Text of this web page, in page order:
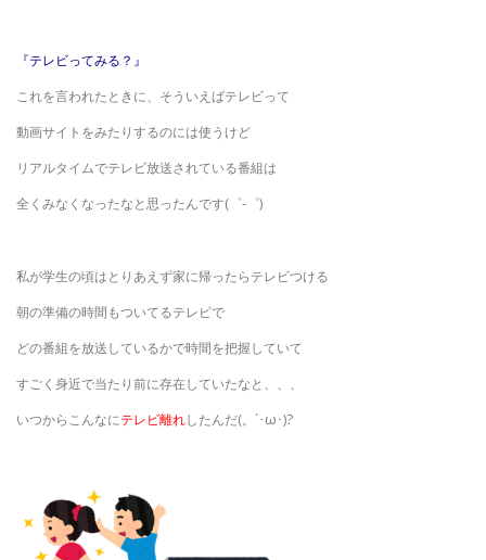
『テレビってみる？』
これを言われたときに、そういえばテレビって
動画サイトをみたりするのには使うけど
リアルタイムでテレビ放送されている番組は
全くみなくなったなと思ったんです(゜-゜)
私が学生の頃はとりあえず家に帰ったらテレビつける
朝の準備の時間もついてるテレビで
どの番組を放送しているかで時間を把握していて
すごく身近で当たり前に存在していたなと、、、
いつからこんなにテレビ離れしたんだ(。´･ω･)?